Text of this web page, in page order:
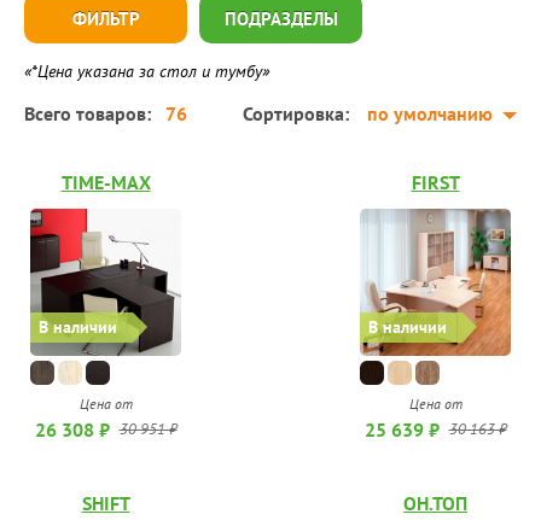
ФИЛЬТР ПОДРАЗДЕЛЫ
«*Цена указана за стол и тумбу»
Всего товаров: 76 Сортировка: по умолчанию
В наличии
TIME-MAX
Цена от
26 308 ₽ 30 951 ₽
В наличии
FIRST
Цена от
25 639 ₽ 30 163 ₽
SHIFT ОН.ТОП